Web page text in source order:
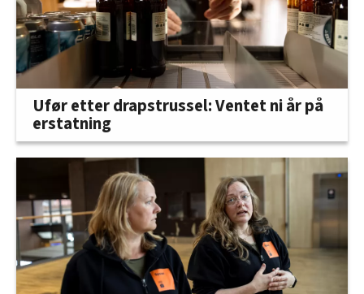
Ufør etter drapstrussel: Ventet ni år på
erstatning